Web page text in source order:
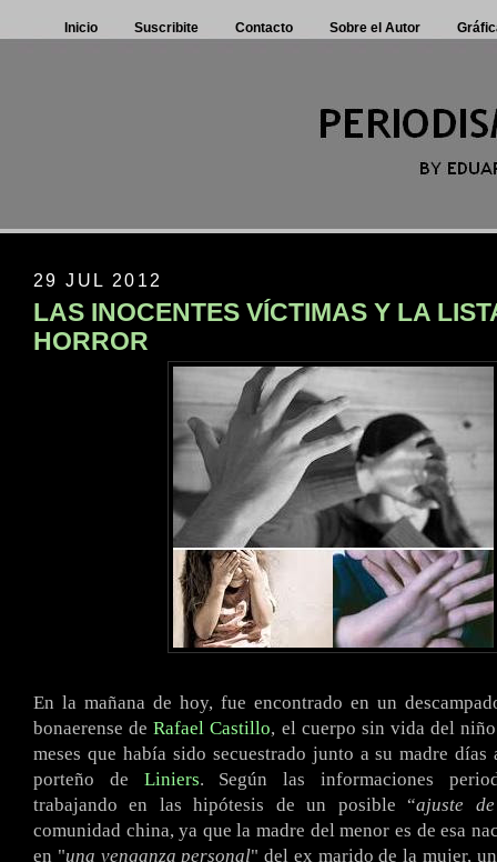
Inicio Suscribite Contacto Sobre el Autor
29 JUL 2012
LAS INOCENTES VÍCTIMAS Y LA
HORROR
En la mañana de hoy, fue encontrado en un
bonaerense deRafael Castillo, el cuerpo sin vida del
meses que había sido secuestrado junto a su madre
porteño de Liniers. Según las informaciones
trabajando en las hipótesis de un posible “ajuste
comunidad china, ya que la madre del menor es de esa
en "una venganza personal" del ex marido de la mujer,